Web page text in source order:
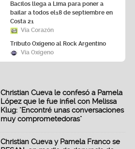
Bacilos llega a Lima para poner a
bailar a todos el18 de septiembre en
Costa 21
Vía Corazón
Tributo Oxígeno al Rock Argentino
Vía Oxígeno
Christian Cueva le confesó a Pamela
López que le fue infiel con Melissa
Klug: "Encontré unas conversaciones
muy comprometedoras"
Christian Cueva y Pamela Franco se